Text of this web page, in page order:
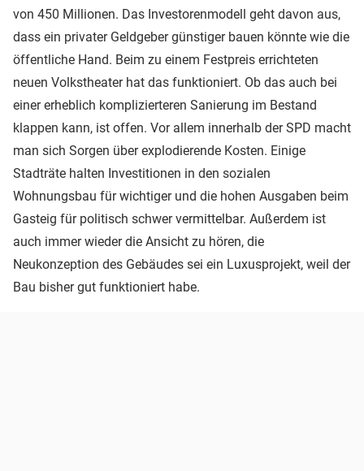
von 450 Millionen. Das Investorenmodell geht davon aus,
dass ein privater Geldgeber günstiger bauen könnte wie die
öffentliche Hand. Beim zu einem Festpreis errichteten
neuen Volkstheater hat das funktioniert. Ob das auch bei
einer erheblich komplizierteren Sanierung im Bestand
klappen kann, ist offen. Vor allem innerhalb der SPD macht
man sich Sorgen über explodierende Kosten. Einige
Stadträte halten Investitionen in den sozialen
Wohnungsbau für wichtiger und die hohen Ausgaben beim
Gasteig für politisch schwer vermittelbar. Außerdem ist
auch immer wieder die Ansicht zu hören, die
Neukonzeption des Gebäudes sei ein Luxusprojekt, weil der
Bau bisher gut funktioniert habe.